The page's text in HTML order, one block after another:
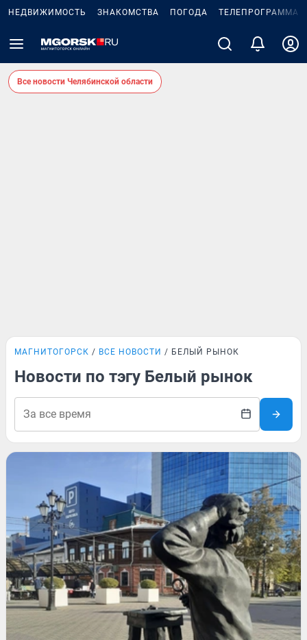
НЕДВИЖИМОСТЬ ЗНАКОМСТВА ПОГОДА ТЕЛЕПРОГРАММА
Все новости Челябинской области
МАГНИТОГОРСК ВСЕ НОВОСТИ БЕЛЫЙ РЫНОК
Новости по тэгу Белый рынок